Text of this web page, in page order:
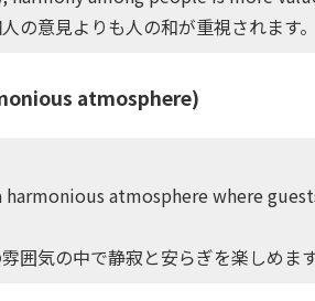
の意見よりも人の和が重視されます。
atmosphere)
harmonious atmosphere where
囲気の中で静寂と安らぎを楽しめます